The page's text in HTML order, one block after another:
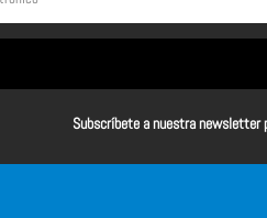
Subscríbete a nuestra newsletter